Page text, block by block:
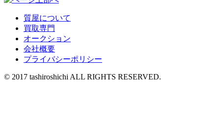
質屋について
買取専門
オークション
会社概要
プライバシーポリシー
© 2017 tashiroshichi ALL RIGHTS RESERVED.